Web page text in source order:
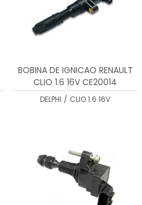
BOBINA DE IGNICAO RENAULT
CLIO 1.6 16V CE20014
DELPHI / CLIO 1.6 16V